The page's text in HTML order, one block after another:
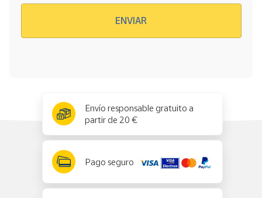
ENVIAR
Envío responsable gratuito a
partir de 20 €
Pago seguro